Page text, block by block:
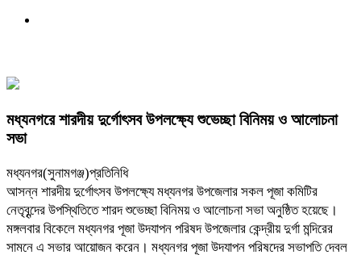
মধ্যনগরে শারদীয় দুর্গোৎসব উপলক্ষ্যে শুভেচ্ছা বিনিময় ও আলোচনা
সভা
মধ্যনগর(সুনামগঞ্জ)প্রতিনিধি
আসন্ন শারদীয় দুর্গোৎসব উপলক্ষ্যে মধ্যনগর উপজেলার সকল পূজা কমিটির
নেতৃবৃন্দের উপস্থিতিতে শারদ শুভেচ্ছা বিনিময় ও আলোচনা সভা অনুষ্ঠিত হয়েছে।
মঙ্গলবার বিকেলে মধ্যনগর পূজা উদযাপন পরিষদ উপজেলার কেন্দ্রীয় দুর্গা মন্দিরের
সামনে এ সভার আয়োজন করেন। মধ্যনগর পূজা উদযাপন পরিষদের সভাপতি দেবল